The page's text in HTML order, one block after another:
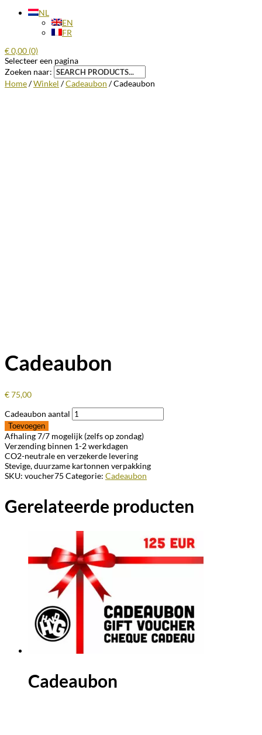
NL
EN
FR
€0,00 (0)
Selecteer een pagina
Zoeken naar:
Home/Winkel /Cadeaubon / Cadeaubon
Cadeaubon
€75,00
Cadeaubon aantal
Toevoegen
Afhaling 7/7 mogelijk (zelfs op zondag)
Verzending binnen 1-2 werkdagen
CO2-neutrale en verzekerde levering
Stevige, duurzame kartonnen verpakking
SKU: voucher75 Categorie: Cadeaubon
Gerelateerde producten
Cadeaubon